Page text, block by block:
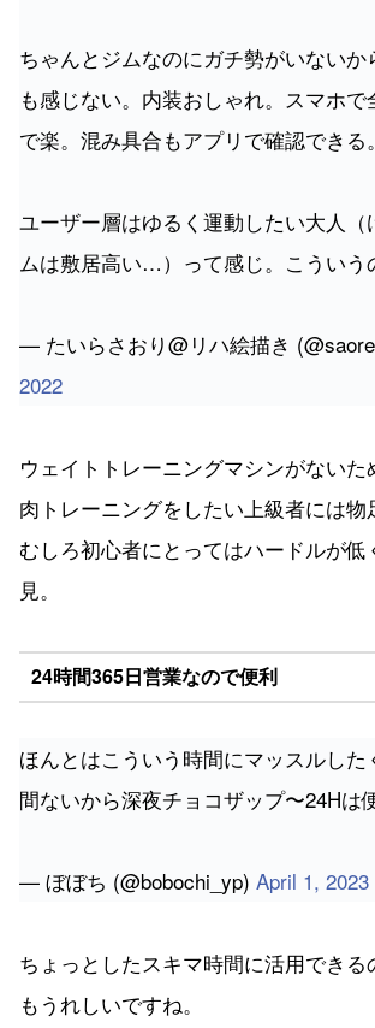
ちゃんとジムなのにガチ勢がいないか
も感じない。内装おしゃれ。スマホ
で楽。混み具合もアプリで確認できる。
ユーザー層はゆるく運動したい大人（
ムは敷居高い…）って感じ。こういう
— たいらさおり@リハ絵描き
2022
ウェイトトレーニングマシンがない
肉トレーニングをしたい上級者には物
むしろ初心者にとってはハードルが
見。
24時間365日営業なので便利
ほんとはこういう時間にマッスルし
間ないから深夜チョコザップ〜24Hは
— ぼぼち (@bobochi_yp) April 1, 2023
ちょっとしたスキマ時間に活用でき
もうれしいですね。